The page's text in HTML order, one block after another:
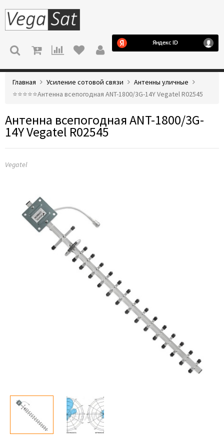
МЕНЮ
Главная Усиление сотовой связи
Антенны уличные
⭐️⭐️⭐️⭐️⭐️Антенна всепогодная ANT-1800/3G-14Y Vegatel R02545
Антенна всепогодная ANT-1800/3G-
14Y Vegatel R02545
Vegatel